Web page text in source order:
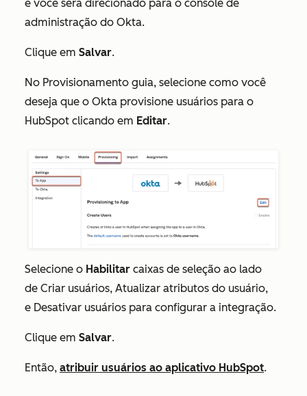
e você será direcionado para o console de
administração do Okta.
Clique em Salvar.
No Provisionamento guia, selecione como você
deseja que o Okta provisione usuários para o
HubSpot clicando em Editar.
Selecione o Habilitar caixas de seleção ao lado
de Criar usuários, Atualizar atributos do usuário,
e Desativar usuários para configurar a integração.
Clique em Salvar.
Então, atribuir usuários ao aplicativo HubSpot.